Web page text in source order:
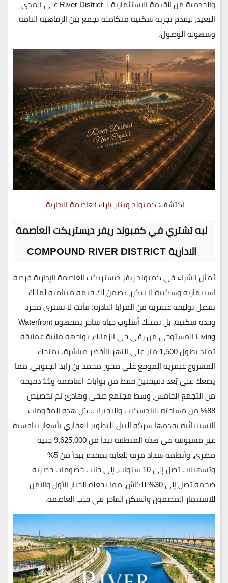
والخدمية من القيمة الاستثمارية لـRiver Districtعلى المدى
البعيد، ليقدم تجربة سكنية متكاملة تجمع بين الرفاهية التامة
وسهولة الوصول.
اكتشف:كمبوند وينتر بارك العاصمة الادارية
لبه تشتري في كمبوند ريفر ديستريكت العاصمة
الادارية COMPOUND RIVER DISTRICT
يُمثل الشراء فيكمبوند ريفر ديستريكت العاصمة الإداريةفرصة
استثمارية وسكنية لا تتكرر، تضمن لك قيمة متنامية لمالك
بفضل توليفة عبقرية من المزايا النادرة؛ فأنت لا تشتري مجرد
وحدة سكنية، بل تمتلك أسلوب حياة ساحر بمفهومWaterfront
Living المستوحى من رقي حي الزمالك، بواجهة مائية عملاقة
تمتد بطول1,500 متر على النهر الأخضر مباشرة
. يمنحك
المشروع عبقرية الموقع علىمحور محمد بن زايد الجنوبي، مما
يضعك على بُعد دقيقتين فقط من بوابات العاصمة و11 دقيقة
من التجمع الخامس، وسط مجتمع صحي وهادئ تم تخصيص
88% من مساحته للاندسكيب والبحيرات
. كل هذه المقومات
الاستثنائية تقدمها شركة النيل للتطوير العقاريبأسعار تنافسية
غير مسبوقة في هذه المنطقة تبدأ من
9,625,000 جنيه
مصري، وأنظمة سداد مرنة للغاية بمقدم يبدأ من 5%
وتسهيلات تصل إلى 10 سنوات
، إلى جانب خصومات حصرية
ضخمة تصل إلى30% للكاش
، مما يجعله الخيار الأول والآمن
للاستثمار المضمون والسكن الفاخر في قلب العاصمة.